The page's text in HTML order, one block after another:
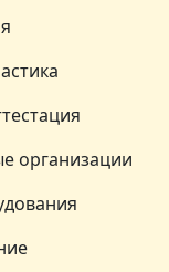
организации